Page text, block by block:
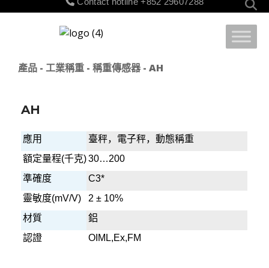
產品 - 工業稱重 - 稱重傳感器- AH
AH
應用
臺秤，電子秤，動態稱重
額定量程(千克)30…200
準確度
C3*
靈敏度(mV/V)
2 ± 10%
材質
鋁
認證
OIML,Ex,FM